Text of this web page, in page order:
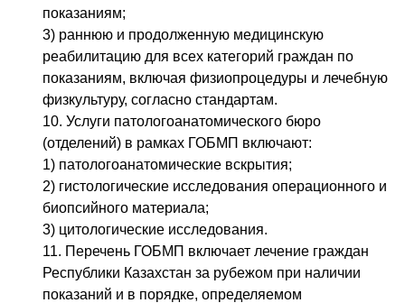
показаниям;
3) раннюю и продолженную медицинскую
реабилитацию для всех категорий граждан по
показаниям, включая физиопроцедуры и лечебную
физкультуру, согласно стандартам.
10. Услуги патологоанатомического бюро
(отделений) в рамках ГОБМП включают:
1) патологоанатомические вскрытия;
2) гистологические исследования операционного и
биопсийного материала;
3) цитологические исследования.
11. Перечень ГОБМП включает лечение граждан
Республики Казахстан за рубежом при наличии
показаний и в порядке, определяемом